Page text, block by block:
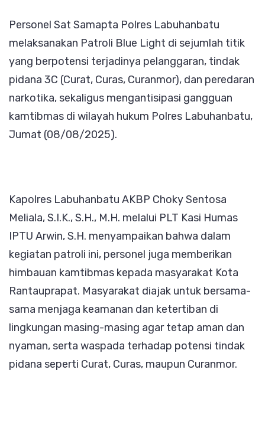
Jaga
Situasi
Kondusif
Personel Sat Samapta Polres Labuhanbatu
melaksanakan Patroli Blue Light di sejumlah titik
yang berpotensi terjadinya pelanggaran, tindak
pidana 3C (Curat, Curas, Curanmor), dan peredaran
narkotika, sekaligus mengantisipasi gangguan
kamtibmas di wilayah hukum Polres Labuhanbatu,
Jumat (08/08/2025).
Kapolres Labuhanbatu AKBP Choky Sentosa
Meliala, S.I.K., S.H., M.H. melalui PLT Kasi Humas
IPTU Arwin, S.H. menyampaikan bahwa dalam
kegiatan patroli ini, personel juga memberikan
himbauan kamtibmas kepada masyarakat Kota
Rantauprapat. Masyarakat diajak untuk bersama-
sama menjaga keamanan dan ketertiban di
lingkungan masing-masing agar tetap aman dan
nyaman, serta waspada terhadap potensi tindak
pidana seperti Curat, Curas, maupun Curanmor.